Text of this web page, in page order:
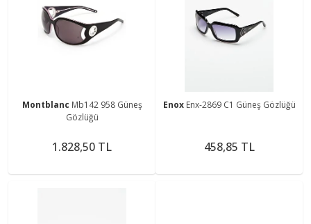
Montblanc Mb142 958 Güneş
Gözlüğü
1.828,50 TL
Enox Enx-2869 C1 Güneş Gözlüğü
458,85 TL